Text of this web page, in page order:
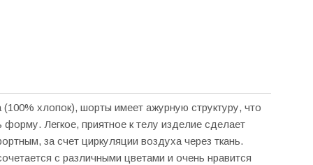
хлопок), шорты имеет ажурную структуру, что
Легкое, приятное к телу изделие сделает
за счет циркуляции воздуха через ткань.
с различными цветами и очень нравится